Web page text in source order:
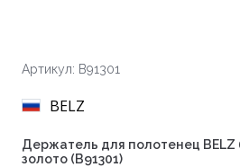
Артикул: B91301
BELZ
Держатель для полотенец
золото (B91301)